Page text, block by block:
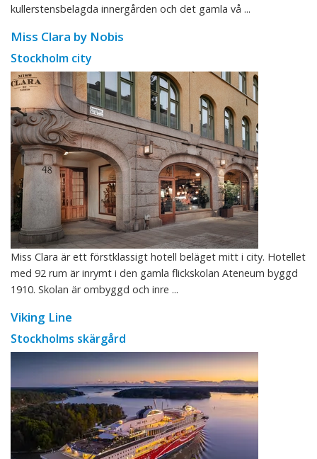
kullerstensbelagda innergården och det gamla vå ...
Miss Clara by Nobis
Stockholm city
Miss Clara är ett förstklassigt hotell beläget mitt i city. Hotellet
med 92 rum är inrymt i den gamla flickskolan Ateneum byggd
1910. Skolan är ombyggd och inre ...
Viking Line
Stockholms skärgård